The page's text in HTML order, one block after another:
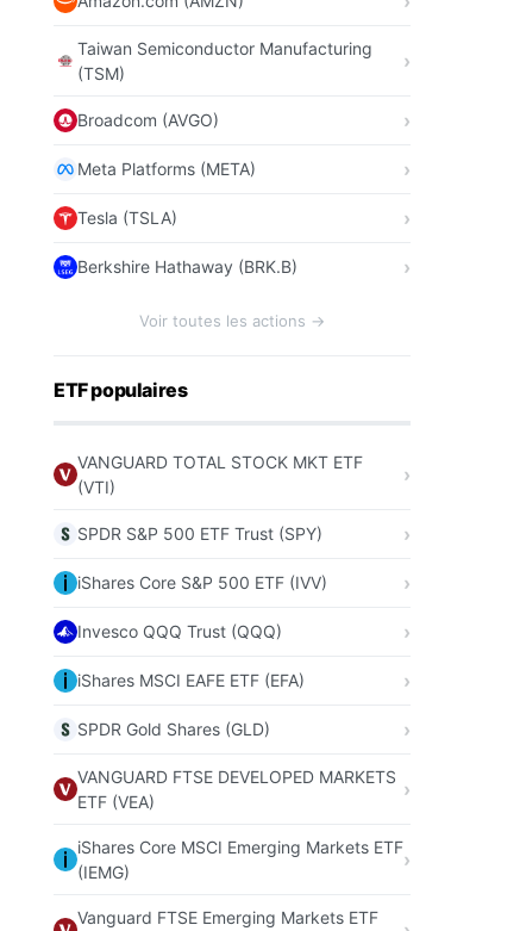
Taiwan Semiconductor Manufacturing
(TSM)
Broadcom (AVGO)
Meta Platforms (META)
Tesla (TSLA)
Berkshire Hathaway (BRK.B)
Voir toutes les actions →
ETF populaires
VANGUARD TOTAL STOCK MKT ETF
(VTI)
SPDR S&P 500 ETF Trust (SPY)
iShares Core S&P 500 ETF (IVV)
Invesco QQQ Trust (QQQ)
iShares MSCI EAFE ETF (EFA)
SPDR Gold Shares (GLD)
VANGUARD FTSE DEVELOPED MARKETS
ETF (VEA)
iShares Core MSCI Emerging Markets ETF
(IEMG)
Vanguard FTSE Emerging Markets ETF